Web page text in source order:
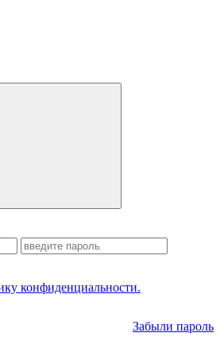
конфиденциальности.
Забыли пароль